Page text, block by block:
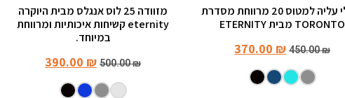
טרולי עליה למטוס 20 מרווחת מסדרת
TORONTO מבית ETERNITY
450.00₪
370.00 ₪
מזוודה 25 לוס אנגלס מבית היוקרה
eternity קשיחות איכותיות ומרווחת
במיוחד.
500.00₪
390.00 ₪